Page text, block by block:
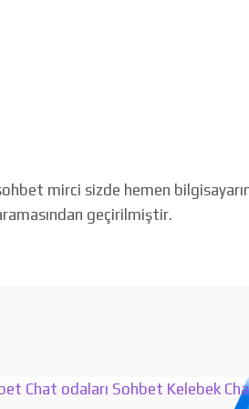
mirci sizde hemen
geçirilmiştir.
Chat odaları Sohbet Kelebek